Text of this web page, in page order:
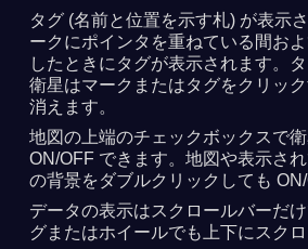
タグ (名前と位置を示す札) が表示
ークにポインタを重ねている間お
したときにタグが表示されます。
衛星はマークまたはタグをクリッ
消えます。
地図の上端のチェックボックスで
ON/OFF できます。地図や表示さ
の背景をダブルクリックしても ON/
データの表示はスクロールバーだ
グまたはホイールでも上下にスクロ